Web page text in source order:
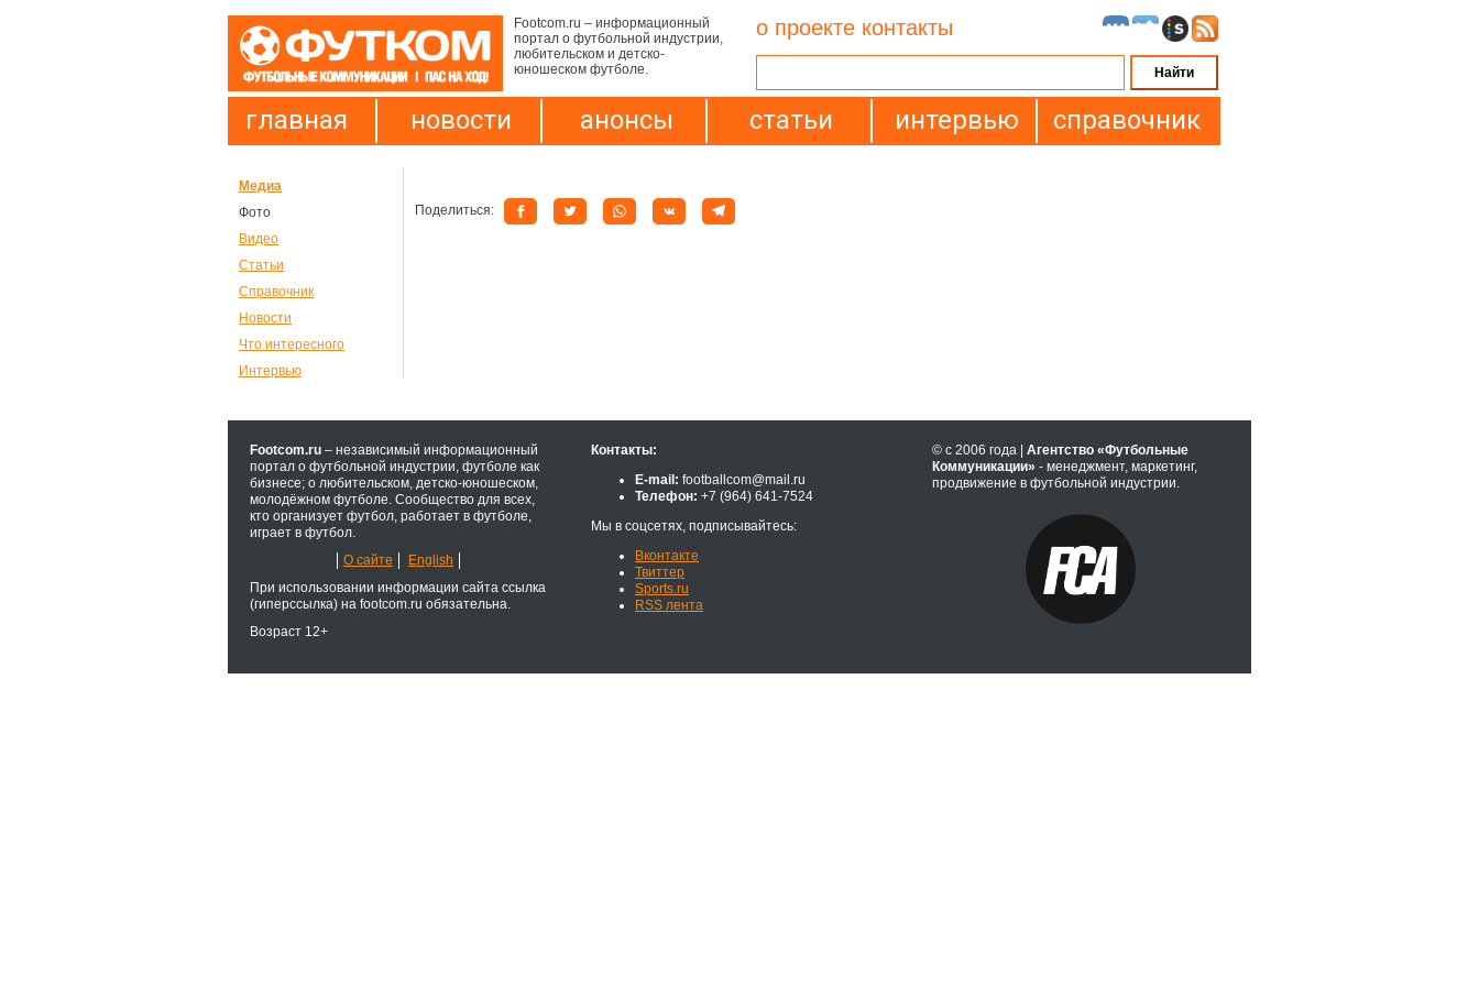
Footcom.ru – информационный
портал о футбольной индустрии,
любительском и детско-
юношеском футболе.
о проекте контакты
главная новости анонсы статьи интервью справочник
Медиа
Фото
Видео
Статьи
Справочник
Новости
Что интересного
Интервью
Поделиться:
Footcom.ru – независимый информационный
портал о футбольной индустрии, футболе как
бизнесе; о любительском, детско-юношеском,
молодёжном футболе. Сообщество для всех,
кто организует футбол, работает в футболе,
играет в футбол.
О сайте
English
При использовании информации сайта ссылка
(гиперссылка) на footcom.ru обязательна.
Возраст 12+
Контакты:
E-mail: footballcom@mail.ru
Телефон: +7 (964) 641-7524
Мы в соцсетях, подписывайтесь:
Вконтакте
Твиттер
Sports.ru
RSS лента
© с 2006 года | Агентство «Футбольные
Коммуникации» - менеджмент, маркетинг,
продвижение в футбольной индустрии.